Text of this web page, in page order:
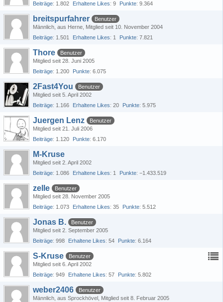
Beiträge 1.802 Erhaltene Likes 9 Punkte 9.364
breitspurfahrer
Benutzer
Männlich aus Herne Mitglied seit 10. November 2004
Beiträge 1.501 Erhaltene Likes 1 Punkte 7.821
Thore
Benutzer
Mitglied seit 28. Juni 2005
Beiträge 1.200 Punkte 6.075
2Fast4You
Benutzer
Mitglied seit 5. April 2002
Beiträge 1.166 Erhaltene Likes 20 Punkte 5.975
Juergen Lenz
Benutzer
Mitglied seit 21. Juli 2006
Beiträge 1.120 Punkte 6.170
M-Kruse
Mitglied seit 2. April 2002
Beiträge 1.086 Erhaltene Likes 1 Punkte −1.433.519
zelle
Benutzer
Mitglied seit 28. November 2005
Beiträge 1.073 Erhaltene Likes 35 Punkte 5.512
Jonas B.
Benutzer
Mitglied seit 2. September 2005
Beiträge 998 Erhaltene Likes 54 Punkte 6.164
S-Kruse
Benutzer
Mitglied seit 6. April 2002
Beiträge 949 Erhaltene Likes 57 Punkte 5.802
weber2406
Benutzer
Männlich aus Sprockhövel Mitglied seit 8. Februar 2005